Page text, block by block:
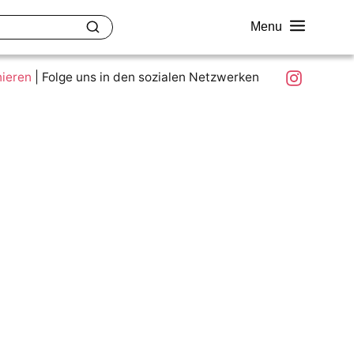
Menu
Was ist colour.education?
Ziele und Mitmachen
Folge uns in den sozialen Netzwerken Instagram